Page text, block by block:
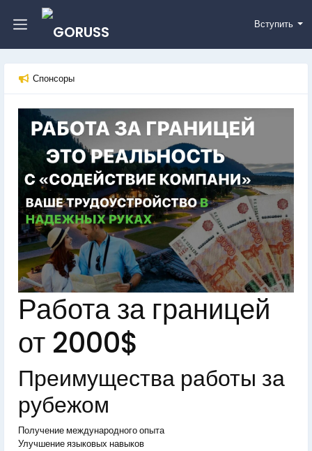
Вступить
Спонсоры
Работа за границей
от 2000$
Преимущества работы за
рубежом
Получение международного опыта
Улучшение языковых навыков